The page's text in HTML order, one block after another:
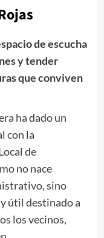
de escucha
y tender
que conviven
ha dado un
con la
de
no nace
sino
útil destinado a
los vecinos,